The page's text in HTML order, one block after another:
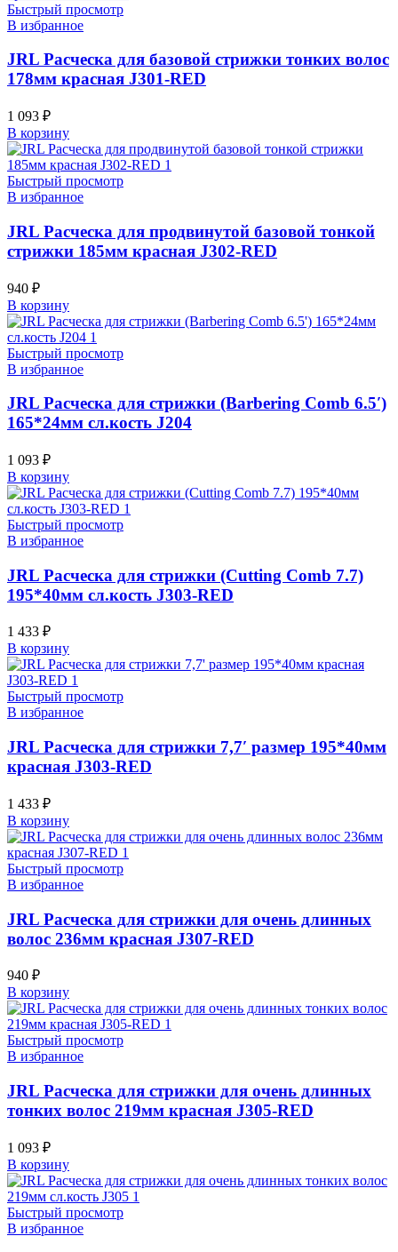
Быстрый просмотр
В избранное
JRL Расческа для базовой стрижки тонких волос
178мм красная J301-RED
1 093 ₽
В корзину
Быстрый просмотр
В избранное
JRL Расческа для продвинутой базовой тонкой
стрижки 185мм красная J302-RED
940 ₽
В корзину
Быстрый просмотр
В избранное
JRL Расческа для стрижки (Barbering Comb 6.5′)
165*24мм сл.кость J204
1 093 ₽
В корзину
Быстрый просмотр
В избранное
JRL Расческа для стрижки (Cutting Comb 7.7)
195*40мм сл.кость J303-RED
1 433 ₽
В корзину
Быстрый просмотр
В избранное
JRL Расческа для стрижки 7,7′ размер 195*40мм
красная J303-RED
1 433 ₽
В корзину
Быстрый просмотр
В избранное
JRL Расческа для стрижки для очень длинных
волос 236мм красная J307-RED
940 ₽
В корзину
Быстрый просмотр
В избранное
JRL Расческа для стрижки для очень длинных
тонких волос 219мм красная J305-RED
1 093 ₽
В корзину
Быстрый просмотр
В избранное